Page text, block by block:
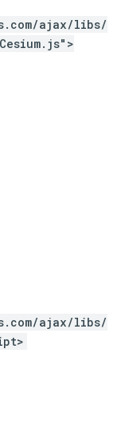
ajax/libs/
ajax/libs/